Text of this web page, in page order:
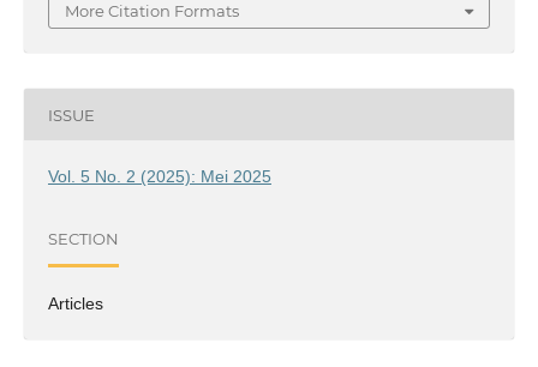
More Citation Formats
ISSUE
Vol. 5 No. 2 (2025): Mei 2025
SECTION
Articles